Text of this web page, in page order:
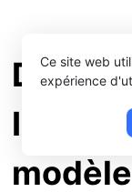
Ce site web
expérience
IA :